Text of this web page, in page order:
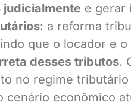
e gerar
: a reforma
que o locador e
desses tributos.
no regime
cenário econômico